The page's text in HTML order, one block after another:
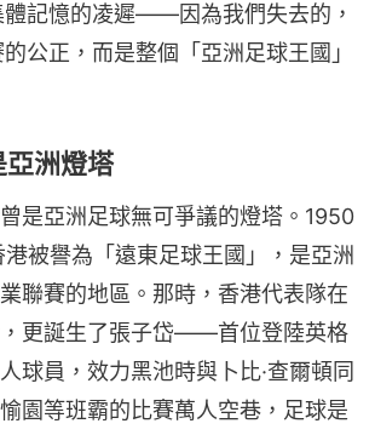
體記憶的凌遲——因為我們失去的，
公正，而是整個「亞洲足球王國」
洲燈塔
是亞洲足球無可爭議的燈塔。1950
被譽為「遠東足球王國」，是亞洲
聯賽的地區。那時，香港代表隊在
更誕生了張子岱——首位登陸英格
球員，效力黑池時與卜比·查爾頓同
園等班霸的比賽萬人空巷，足球是